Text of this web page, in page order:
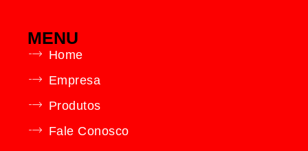
MENU
Home
Empresa
Produtos
Fale Conosco